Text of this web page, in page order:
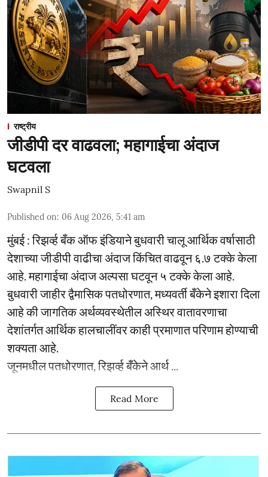
राष्ट्रीय
जीडीपी दर वाढवला; महागाईचा अंदाज
घटवला
Swapnil S
Published on: 06 Aug 2026, 5:41 am
मुंबई : रिझर्व्ह बँक ऑफ इंडियाने बुधवारी चालू आर्थिक वर्षासाठी
देशाच्या जीडीपी वाढीचा अंदाज किंचित वाढवून ६.७ टक्के केला
आहे. महागाईचा अंदाज अल्पसा घटवून ५ टक्के केला आहे.
बुधवारी जाहीर द्वैमासिक पतधोरणात, मध्यवर्ती बँकेने इशारा दिला
आहे की जागतिक अर्थव्यवस्थेतील अस्थिर वातावरणाचा
देशांतर्गत आर्थिक हालचालींवर काही प्रमाणात परिणाम होण्याची
शक्यता आहे.
जूनमधील पतधोरणात, रिझर्व्ह बँकेने आर्थ ...
Read More